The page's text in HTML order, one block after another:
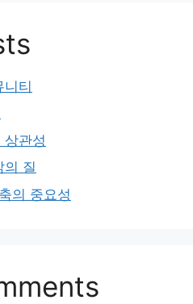
니티
관성
의 질
의 중요성